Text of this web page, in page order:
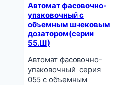
Автомат фасовочно-
упаковочный с
объемным шнековым
дозатором(серии
55.Ш)
Автомат фасовочно-
упаковочный серия
055 с объемным